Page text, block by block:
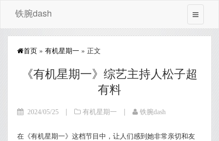
铁腕dash
首页 » 有机星期一 » 正文
《有机星期一》综艺主持人松子超
有料
2024/05/25 | 有机星期一 | 铁腕dash
在《有机星期一》这档节目中，让人们感到她非常亲切和友